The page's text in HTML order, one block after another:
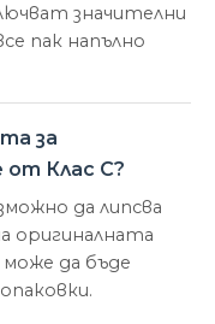
значителни
пак напълно
за
от Клас С?
да липсва
оригиналната
да бъде